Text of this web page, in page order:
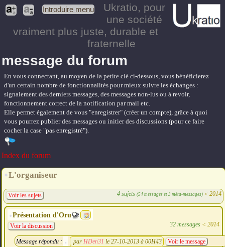
Introduire menu Ukratio, pour
une société
vraiment plus juste, durable et
fraternelle
message du forum
En vous connectant, au moyen de la petite clé ci-dessous, vous bénéficierez
d'un certain nombre de fonctionnalités pour mieux suivre les échanges :
signalement des derniers messages, des messages non-lus ou à revoir,
fonctionnement correct de la notification par mail etc.
Elle permet également de vous "enregistrer" (créer un compte), grâce à quoi
vous pourrez publier des messages ou initier des discussions (pour ce faire
cocher la case "pas enregistré").
Index du forum
L'organiseur
4 sujets (54 messages et 3 méta-messages) < 2014
Voir les sujets
Présentation d'Oru
32 messages< 2014
Voir la discussion
Message répondu : par HDen31 le 27-10-2013 à 00H43 Voir le message